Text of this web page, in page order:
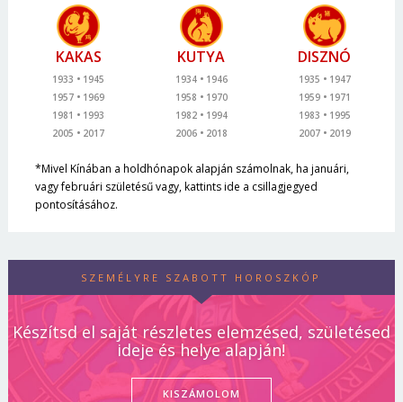
KAKAS
1933
1945
1957
1969
1981
1993
2005
2017
KUTYA
1934
1946
1958
1970
1982
1994
2006
2018
DISZNÓ
1935
1947
1959
1971
1983
1995
2007
2019
*Mivel Kínában a holdhónapok alapján számolnak, ha januári,
vagy februári születésű vagy, kattints ide a csillagjegyed
pontosításához.
SZEMÉLYRE SZABOTT HOROSZKÓP
Készítsd el saját részletes elemzésed, születésed
ideje és helye alapján!
KISZÁMOLOM